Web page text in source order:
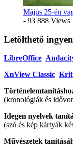
Május 25-én
- 93 888 Views
Letölthető
LibreOffice
XnView Classic
(kronológiák és
Idegen nyelvek
(szó és kép kártyák
Művészetek